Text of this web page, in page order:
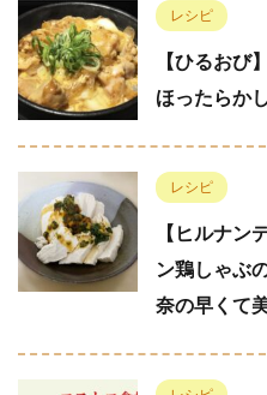
レシピ
【ひるおび
ほったらか
レシピ
【ヒルナン
ン鶏しゃぶ
奈の早くて